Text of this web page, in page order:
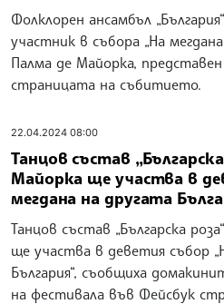
Фолклорен ансамбъл
участник в събора „На
Палма де Майорка,
страницата на събитието.
22.04.2024 08:00
Танцов състав
Майорка ще участва в
мегдана на другата
Танцов състав „Българска
ще участва в деветия събор
България“, съобщиха
на фестивала във Фейсбук